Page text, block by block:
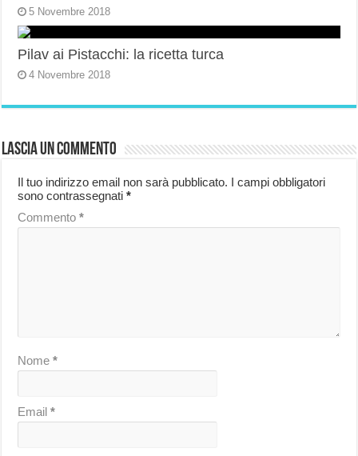
5 Novembre 2018
Pilav ai Pistacchi: la ricetta turca
4 Novembre 2018
Lascia un commento
Il tuo indirizzo email non sarà pubblicato. I campi obbligatori
sono contrassegnati*
Commento*
Nome*
Email*